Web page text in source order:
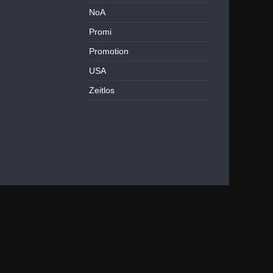
NoA
Promi
Promotion
USA
Zeitlos